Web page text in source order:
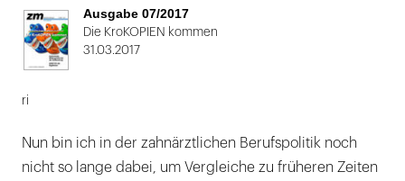
von
2
Ausgabe 07/2017
Die KroKOPIEN kommen
31.03.2017
ri
Nun bin ich in der zahnärztlichen Berufspolitik noch
nicht so lange dabei, um Vergleiche zu früheren Zeiten